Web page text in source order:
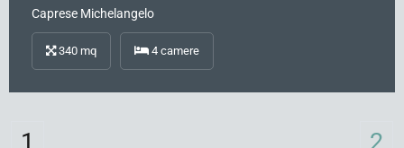
Caprese Michelangelo
340 mq 4 camere
1 2